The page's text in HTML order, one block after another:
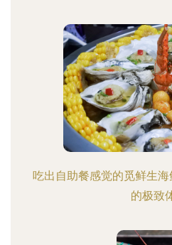
吃出自助餐感觉的觅鲜生
的极致